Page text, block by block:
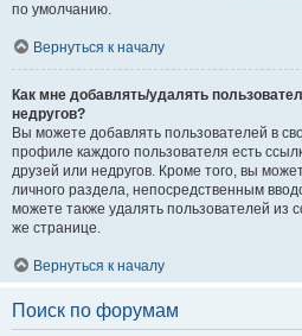
по умолчанию.
Вернуться к началу
Как мне добавлять/удалять
недругов?
Вы можете добавлять пользователей в
профиле каждого пользователя есть
друзей или недругов. Кроме того, вы
личного раздела, непосредственным
можете также удалять пользователей из
же странице.
Вернуться к началу
Поиск по форумам